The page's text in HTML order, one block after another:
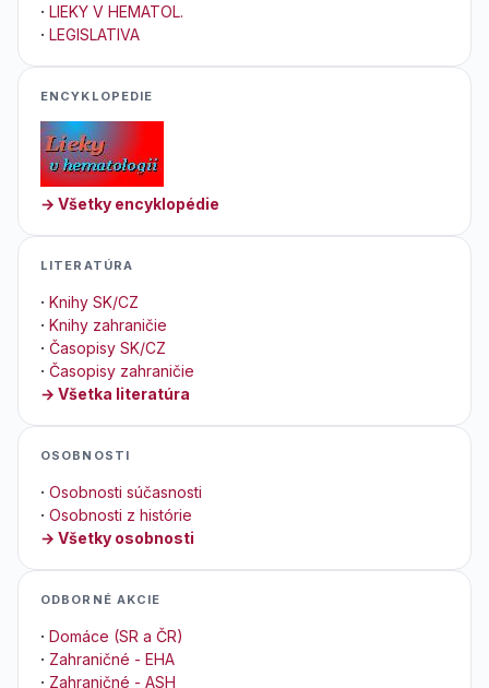
· LIEKY V HEMATOL.
· LEGISLATIVA
ENCYKLOPEDIE
→ Všetky encyklopédie
LITERATÚRA
· Knihy SK/CZ
· Knihy zahraničie
· Časopisy SK/CZ
· Časopisy zahraničie
→ Všetka literatúra
OSOBNOSTI
· Osobnosti súčasnosti
· Osobnosti z histórie
→ Všetky osobnosti
ODBORNÉ AKCIE
· Domáce (SR a ČR)
· Zahraničné - EHA
· Zahraničné - ASH